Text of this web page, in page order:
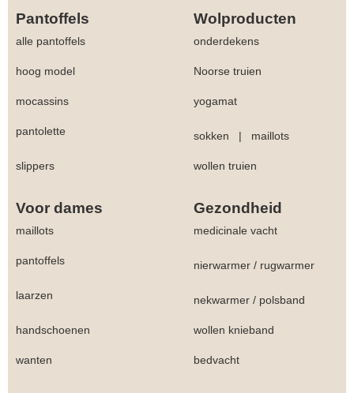
Pantoffels Wolproducten
alle pantoffels onderdekens
hoog model Noorse truien
mocassins yogamat
pantolette sokken | maillots
slippers wollen truien
Voor dames Gezondheid
maillots medicinale vacht
pantoffels nierwarmer / rugwarmer
laarzen nekwarmer / polsband
handschoenen wollen knieband
wanten bedvacht